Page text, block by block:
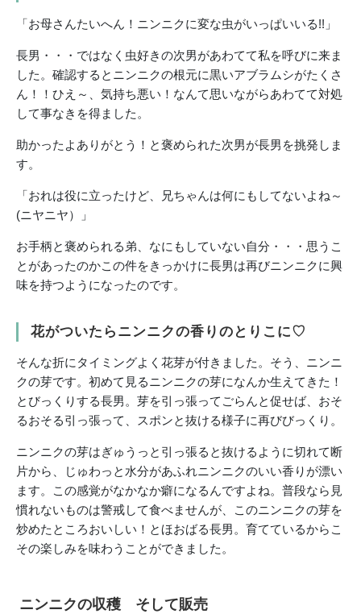
「お母さんたいへん！ニンニクに変な虫がいっぱいいる!!」
長男・・・ではなく虫好きの次男があわてて私を呼びに来ま
した。確認するとニンニクの根元に黒いアブラムシがたくさ
ん！！ひえ～、気持ち悪い！なんて思いながらあわてて対処
して事なきを得ました。
助かったよありがとう！と褒められた次男が長男を挑発しま
す。
「おれは役に立ったけど、兄ちゃんは何にもしてないよね～
(ニヤニヤ）」
お手柄と褒められる弟、なにもしていない自分・・・思うこ
とがあったのかこの件をきっかけに長男は再びニンニクに興
味を持つようになったのです。
花がついたらニンニクの香りのとりこに♡
そんな折にタイミングよく花芽が付きました。そう、ニンニ
クの芽です。初めて見るニンニクの芽になんか生えてきた！
とびっくりする長男。芽を引っ張ってごらんと促せば、おそ
るおそる引っ張って、スポンと抜ける様子に再びびっくり。
ニンニクの芽はぎゅうっと引っ張ると抜けるように切れて断
片から、じゅわっと水分があふれニンニクのいい香りが漂い
ます。この感覚がなかなか癖になるんですよね。普段なら見
慣れないものは警戒して食べませんが、このニンニクの芽を
炒めたところおいしい！とほおばる長男。育てているからこ
その楽しみを味わうことができました。
ニンニクの収穫 そして販売